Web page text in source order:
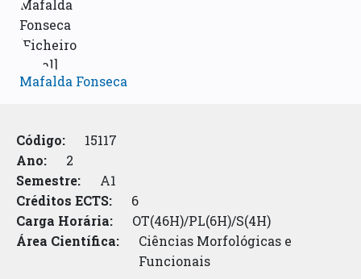
Mafalda Fonseca
Código:
15117
Ano:
2
Semestre:
A1
Créditos ECTS:
6
Carga Horária:
OT(46H)/PL(6H)/S(4H)
Área Científica:
Ciências Morfológicas e
Funcionais